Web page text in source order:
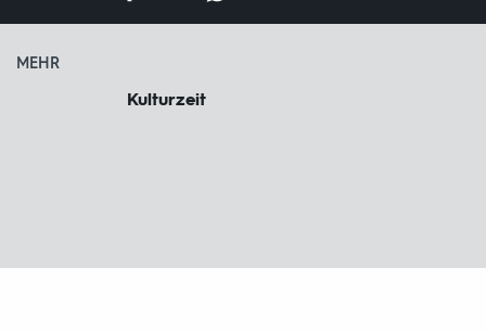
MEHR
Kulturzeit